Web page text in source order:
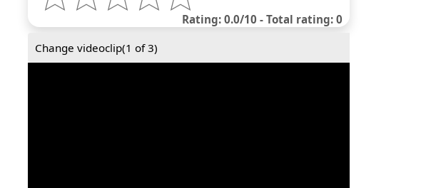
Rating: 0.0/10 - Total rating: 0
Change videoclip(1 of 3)